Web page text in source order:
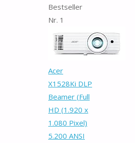
Bestseller
Nr. 1
Acer
X1528Ki DLP
Beamer (Full
HD (1.920 x
1.080 Pixel)
5.200 ANSI